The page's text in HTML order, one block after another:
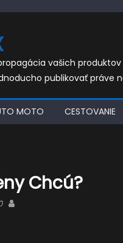
vašich
publikovať práve
MOTO CESTOVANIE
Chcú?